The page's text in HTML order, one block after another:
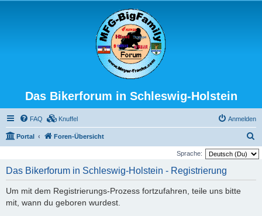
Das Bikerforum in Schleswig-Holstein
FAQ Knuffel Anmelden
Portal Foren-Übersicht
u
Sprache:
Das Bikerforum in Schleswig-Holstein - Registrierung
Um mit dem Registrierungs-Prozess fortzufahren, teile uns bitte
mit, wann du geboren wurdest.